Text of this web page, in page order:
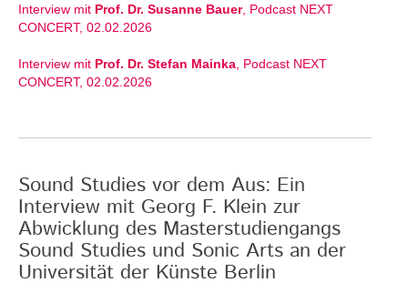
Interview mit Prof. Dr. Susanne Bauer, Podcast NEXT
CONCERT, 02.02.2026
Interview mit Prof. Dr. Stefan Mainka , Podcast NEXT
CONCERT, 02.02.2026
Sound Studies vor dem Aus: Ein
Interview mit Georg F. Klein zur
Abwicklung des Masterstudiengangs
Sound Studies und Sonic Arts an der
Universität der Künste Berlin